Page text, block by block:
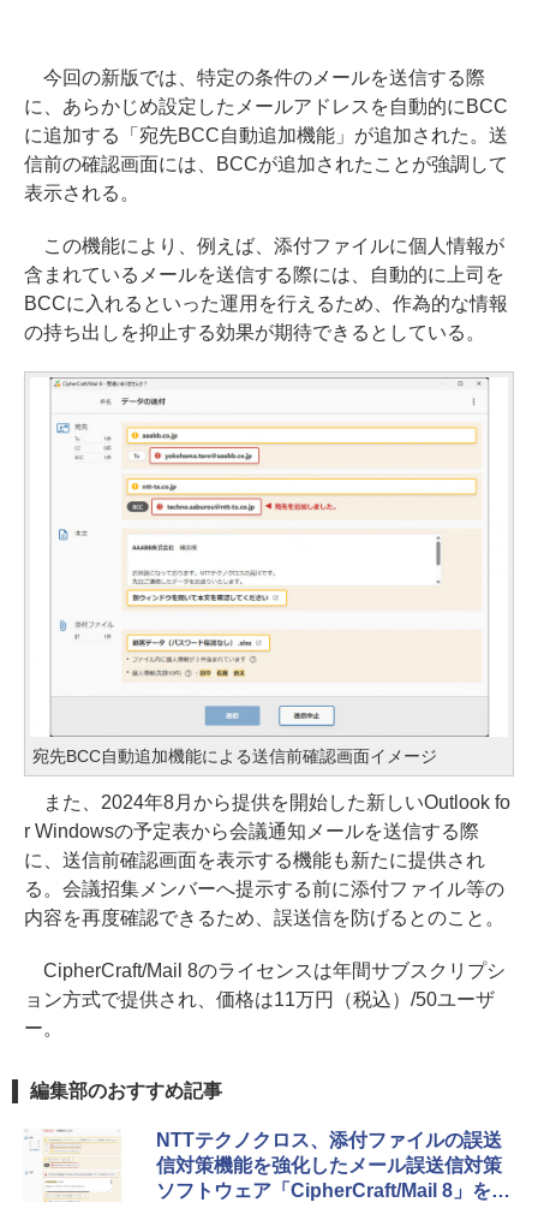
今回の新版では、特定の条件のメールを送信する際
に、あらかじめ設定したメールアドレスを自動的にBCC
に追加する「宛先BCC自動追加機能」が追加された。送
信前の確認画面には、BCCが追加されたことが強調して
表示される。
この機能により、例えば、添付ファイルに個人情報が
含まれているメールを送信する際には、自動的に上司を
BCCに入れるといった運用を行えるため、作為的な情報
の持ち出しを抑止する効果が期待できるとしている。
宛先BCC自動追加機能による送信前確認画面イメージ
また、2024年8月から提供を開始した新しいOutlook fo
r Windowsの予定表から会議通知メールを送信する際
に、送信前確認画面を表示する機能も新たに提供され
る。会議招集メンバーへ提示する前に添付ファイル等の
内容を再度確認できるため、誤送信を防げるとのこと。
CipherCraft/Mail 8のライセンスは年間サブスクリプシ
ョン方式で提供され、価格は11万円（税込）/50ユーザ
ー。
編集部のおすすめ記事
NTTテクノクロス、添付ファイルの誤送
信対策機能を強化したメール誤送信対策
ソフトウェア「CipherCraft/Mail 8」を販